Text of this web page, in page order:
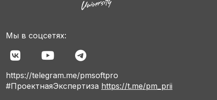
Мы в соцсетях:
https://telegram.me/pmsoftpro
#ПроектнаяЭкспертиза https://t.me/pm_prii